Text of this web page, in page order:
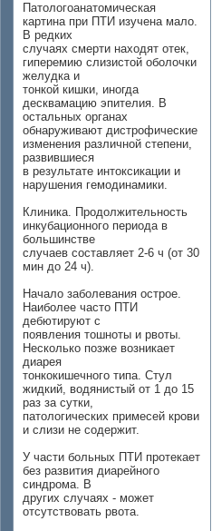
Патологоанатомическая
картина при ПТИ изучена мало.
В редких
случаях смерти находят отек,
гиперемию слизистой оболочки
желудка и
тонкой кишки, иногда
десквамацию эпителия. В
остальных органах
обнаруживают дистрофические
изменения различной степени,
развившиеся
в результате интоксикации и
нарушения гемодинамики.
Клиника. Продолжительность
инкубационного периода в
большинстве
случаев составляет 2-6 ч (от 30
мин до 24 ч).
Начало заболевания острое.
Наиболее часто ПТИ
дебютируют с
появления тошноты и рвоты.
Несколько позже возникает
диарея
тонкокишечного типа. Стул
жидкий, водянистый от 1 до 15
раз за сутки,
патологических примесей крови
и слизи не содержит.
У части больных ПТИ протекает
без развития диарейного
синдрома. В
других случаях - может
отсутствовать рвота.